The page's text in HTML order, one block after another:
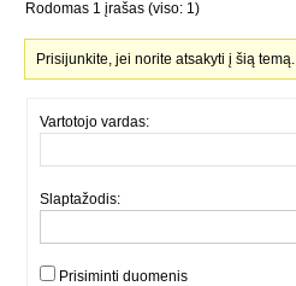
Rodomas 1 įrašas (viso: 1)
Prisijunkite, jei norite atsakyti į šią temą.
Vartotojo vardas:
Slaptažodis:
Prisiminti duomenis